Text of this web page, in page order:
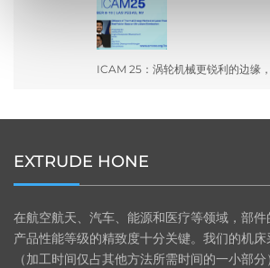
ICAM 25：涡轮机械更锐利的边缘
EXTRUDE HONE
在航空航天、汽车、能源和医疗等领域，部
产品性能等级的精致度十分关键。我们的机
（加工时间仅占其他方法所需时间的一小部